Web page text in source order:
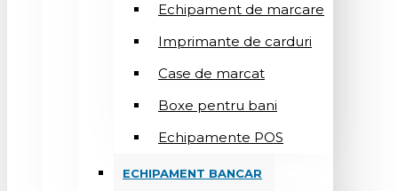
Echipament de marcare
Imprimante de carduri
Case de marcat
Boxe pentru bani
Echipamente POS
ECHIPAMENT BANCAR